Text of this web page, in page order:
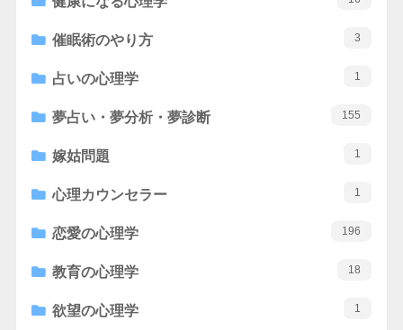
催眠術のやり方 3
占いの心理学 1
夢占い・夢分析・夢診断 155
嫁姑問題 1
心理カウンセラー 1
恋愛の心理学 196
教育の心理学 18
欲望の心理学 1